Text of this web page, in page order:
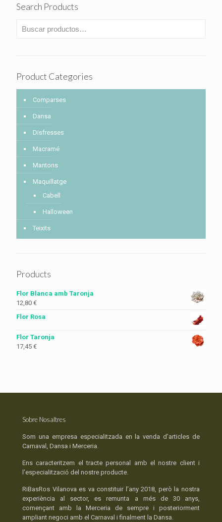
Search Products
Product Categories
Comparses
Dansa
Disfresses
Macramé
Mantons
Maquillatge
Cabell
Halloween
Teixits
Products
Flor Blanca amb Taronja
12,80 €
Flor Rosa
Flor Taronja
17,45 €
Sobre Nosaltres
Som una empresa especialitzada en la venda d’articles de
Carnaval, Dansa i Merceria.
Ens caracteritzem el tracte personal amb el nostre client i
l’especialització del nostre producte.
RiBasRos Vilanova es va constituir l’any 2018, però la nostra
experiència al sector, es remunta a més de 30 anys,
començant amb la Merceria de sempre i posteriorment
ampliant negoci amb el Carnaval i finalment la Dansa.